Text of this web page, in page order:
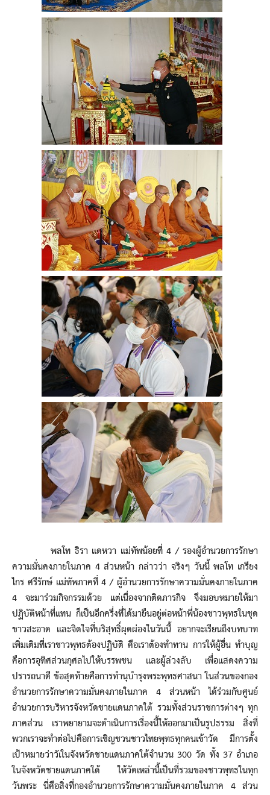
พลโท ธิรา แดหวา แม่ทัพน้อยที่ 4 / รองผู้อำนวยการรักษา
ความมั่นคงภายในภาค 4 ส่วนหน้า กล่าวว่า จริงๆ วันนี้ พลโท เกรียง
ไกร ศรีรักษ์ แม่ทัพภาคที่ 4 / ผู้อำนวยการรักษาความมั่นคงภายในภาค
4 จะมาร่วมกิจกรรมด้วย แต่เนื่องจากติดภารกิจ จึงมอบหมายให้มา
ปฏิบัติหน้าที่แทน ก็เป็นอีกครึ่งที่ได้มายืนอยู่ต่อหน้าพี่น้องชาวพุทธในชุด
ขาวสะอาด และจิตใจที่บริสุทธิ์ผุดผ่องในวันนี้ อยากจะเรียนถึงบทบาท
เพิ่มเติมที่เราชาวพุทธต้องปฏิบัติ คือเราต้องทำทาน การให้ผู้อื่น ทำบุญ
คือการอุทิศส่วนกุศลไปให้บรรพชน และผู้ล่วงลับ เพื่อแสดงความ
ปรารถนาดี ข้อสุดท้ายคือการทำนุบำรุงพระพุทธศาสนา ในส่วนของกอง
อำนวยการรักษาความมั่นคงภายในภาค 4 ส่วนหน้า ได้ร่วมกับศูนย์
อำนวยการบริหารจังหวัดชายแดนภาคใต้ รวมทั้งส่วนราชการต่างๆ ทุก
ภาคส่วน เราพยายามจะดำเนินการเรื่องนี้ให้ออกมาเป็นรูปธรรม สิ่งที่
พวกเราจะทำต่อไปคือการเชิญชวนชาวไทยพุทธทุกคนเข้าวัด มีการตั้ง
เป้าหมายว่าวัเในจังหวัดชายแดนภาคใต้จำนวน 300 วัด ทั้ง 37 อำเภอ
ในจังหวัดชายแดนภาคใต้ ให้วัดเหล่านี้เป็นที่รวมของชาวพุทธในทุก
วันพระ นี่คือสิ่งที่กองอำนวยการรักษาความมั่นคงภายในภาค 4 ส่วน